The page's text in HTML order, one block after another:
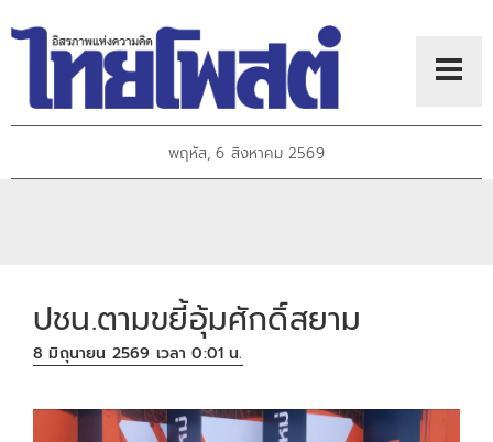
พฤหัส, 6 สิงหาคม 2569
ปชน.ตามขยี้อุ้มศักดิ์สยาม
8 มิถุนายน 2569 เวลา 0:01 น.